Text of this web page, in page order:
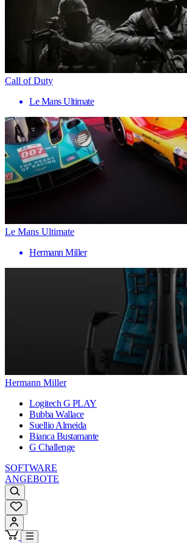
Call of Duty
Le Mans Ultimate
Le Mans Ultimate
Hermann Miller
Hermann Miller
Logitech G PLAY
Bubba Wallace
Suellio Almeida
Bianca Bustamante
G Challenge
SOFTWARE
ANGEBOTE